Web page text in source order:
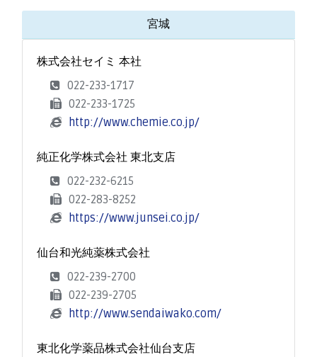
宮城
株式会社セイミ 本社
022-233-1717
022-233-1725
http://www.chemie.co.jp/
純正化学株式会社 東北支店
022-232-6215
022-283-8252
https://www.junsei.co.jp/
仙台和光純薬株式会社
022-239-2700
022-239-2705
http://www.sendaiwako.com/
東北化学薬品株式会社仙台支店